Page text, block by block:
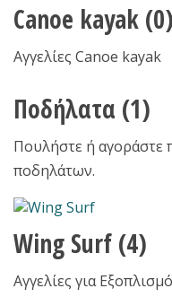
Canoe kayak (0)
Αγγελίες Canoe kayak
Ποδήλατα (1)
Πουλήστε ή αγοράστε
ποδηλάτων.
Wing Surf (4)
Αγγελίες για